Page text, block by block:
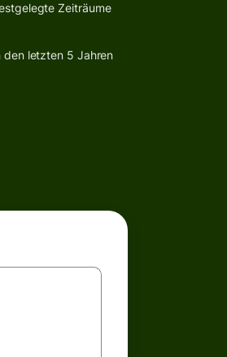
Zeiträume
den letzten 5 Jahren